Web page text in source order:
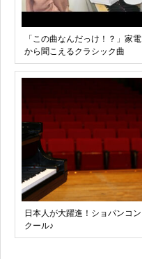
「この曲なんだっけ！？」家電
から聞こえるクラシック曲
日本人が大躍進！ショパンコン
クール♪